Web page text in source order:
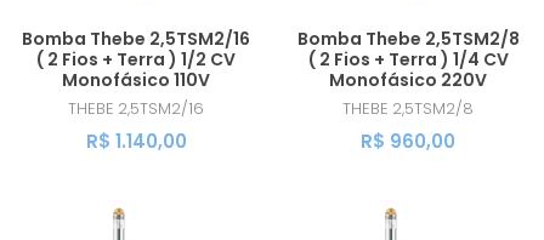
Bomba Thebe 2,5TSM2/16
( 2 Fios + Terra ) 1/2 CV
Monofásico 110V
THEBE 2,5TSM2/16
R$ 1.140,00
Bomba Thebe 2,5TSM2/8
( 2 Fios + Terra ) 1/4 CV
Monofásico 220V
THEBE 2,5TSM2/8
R$ 960,00